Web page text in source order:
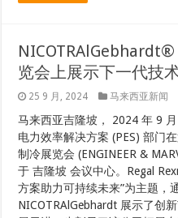
NICOTRAlGebhardt®
览会上展示下一代技
25 9 月, 2024 马来西亚新闻
马来西亚吉隆坡， 2024 年 9
电力效率解决方案 (PES) 部门
制冷展览会 (ENGINEER &
于 吉隆坡 会议中心。Regal
方案助力可持续未来”为主题，
NICOTRAlGebhardt 展示了创